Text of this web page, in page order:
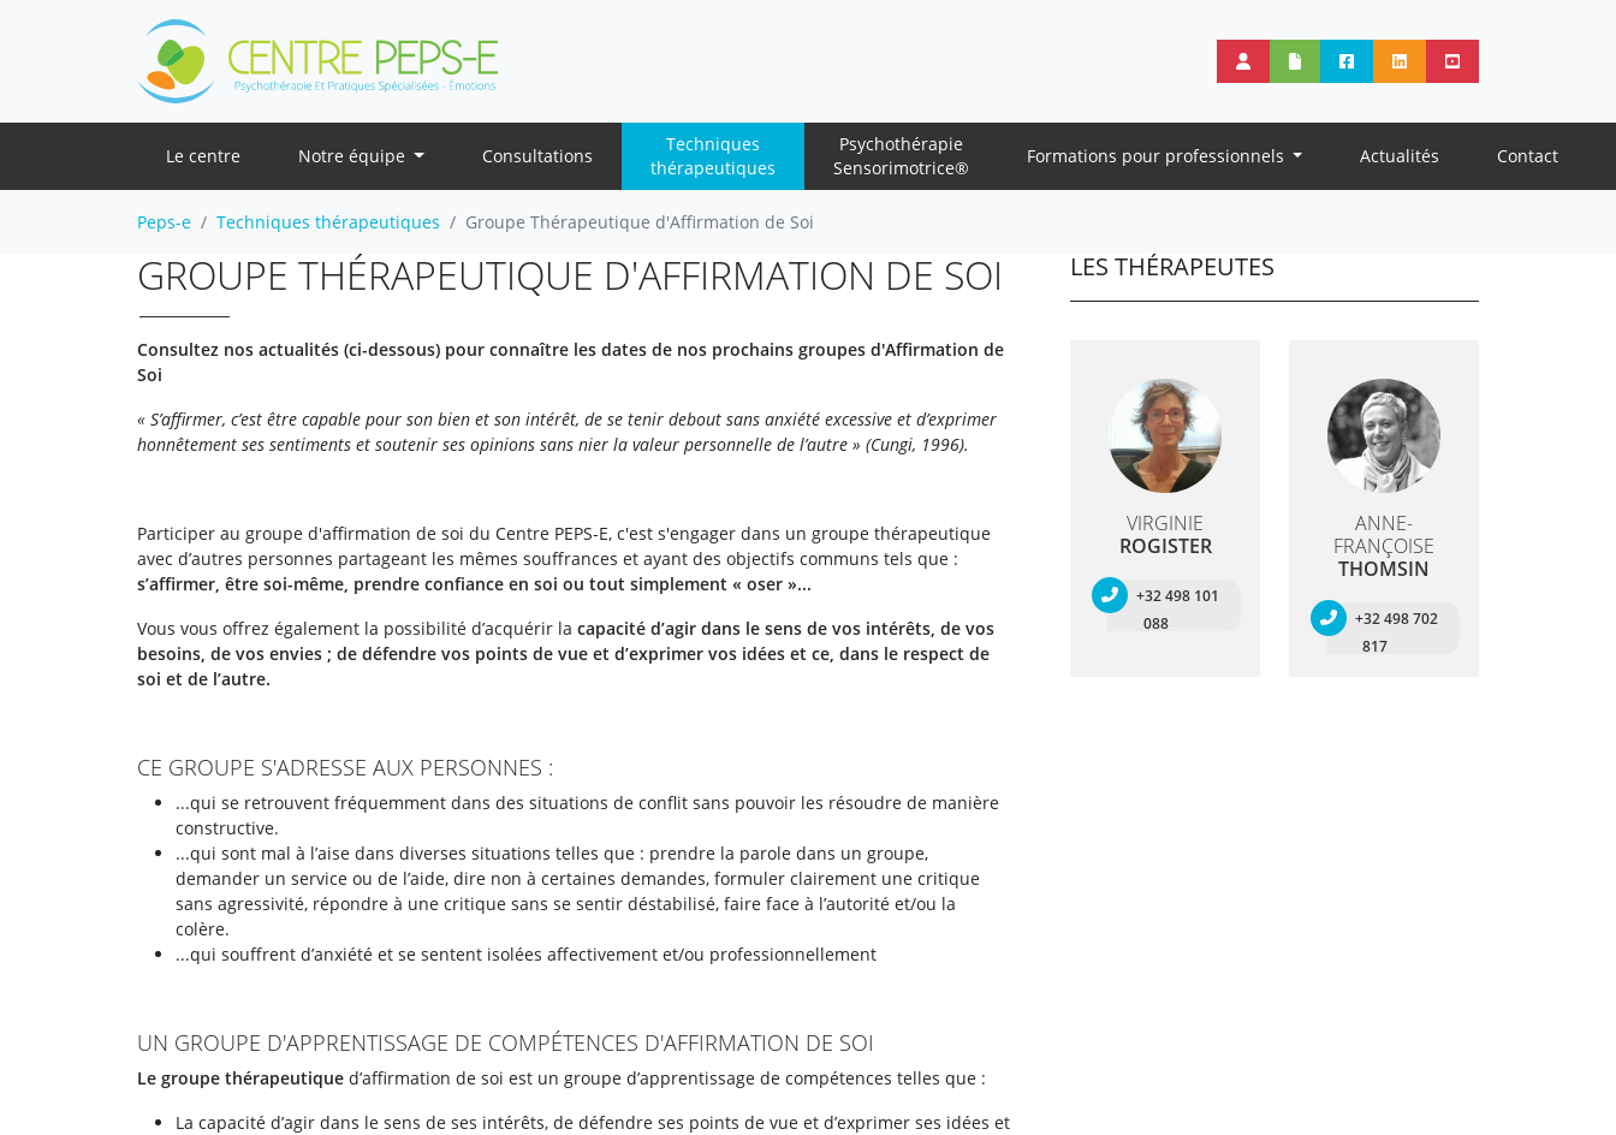
Le centre Notre équipe Consultations
Techniques
thérapeutiques
Psychothérapie
Sensorimotrice®
Formations pour professionnels Actualités Contact
Peps-e Techniques thérapeutiques Groupe Thérapeutique d'Affirmation de Soi
GROUPE THÉRAPEUTIQUE D'AFFIRMATION DE SOI
Consultez nos actualités (ci-dessous) pour connaître les dates de nos prochains groupes d'Affirmation de
Soi
« S’affirmer, c’est être capable pour son bien et son intérêt, de se tenir debout sans anxiété excessive et d’exprimer
honnêtement ses sentiments et soutenir ses opinions sans nier la valeur personnelle de l’autre » (Cungi, 1996).
Participer au groupe d'affirmation de soi du Centre PEPS-E, c'est s'engager dans un groupe thérapeutique
avec d’autres personnes partageant les mêmes souffrances et ayant des objectifs communs tels que :
s’affirmer, être soi-même, prendre confiance en soi ou tout simplement « oser »...
Vous vous offrez également la possibilité d’acquérir la capacité d’agir dans le sens de vos intérêts, de vos
besoins, de vos envies ; de défendre vos points de vue et d’exprimer vos idées et ce, dans le respect de
soi et de l’autre.
CE GROUPE S'ADRESSE AUX PERSONNES :
...qui se retrouvent fréquemment dans des situations de conflit sans pouvoir les résoudre de manière
constructive.
...qui sont mal à l’aise dans diverses situations telles que : prendre la parole dans un groupe,
demander un service ou de l’aide, dire non à certaines demandes, formuler clairement une critique
sans agressivité, répondre à une critique sans se sentir déstabilisé, faire face à l’autorité et/ou la
colère.
...qui souffrent d’anxiété et se sentent isolées affectivement et/ou professionnellement
UN GROUPE D'APPRENTISSAGE DE COMPÉTENCES D'AFFIRMATION DE SOI
Le groupe thérapeutique d’affirmation de soi est un groupe d’apprentissage de compétences telles que :
La capacité d’agir dans le sens de ses intérêts, de défendre ses points de vue et d’exprimer ses idées et
LES THÉRAPEUTES
VIRGINIE
ROGISTER
+32 498 101
088
ANNE-
FRANÇOISE
THOMSIN
+32 498 702
817